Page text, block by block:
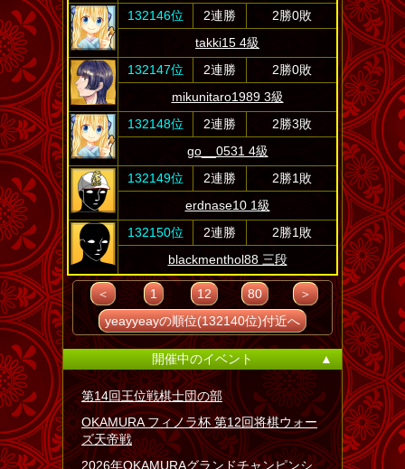
132146位
2連勝
2勝0敗
takki15 4級
132147位
2連勝
2勝0敗
mikunitaro1989 3級
132148位
2連勝
2勝3敗
go__0531 4級
132149位
2連勝
2勝1敗
erdnase10 1級
132150位
2連勝
2勝1敗
blackmenthol88 三段
＜ 1 12 80
＞
yeayyeayの順位(132140位)付近へ
開催中のイベント ▲
第14回王位戦棋士団の部
OKAMURA フィノラ杯 第12回将棋ウォー
ズ天帝戦
2026年OKAMURAグランドチャンピンシ